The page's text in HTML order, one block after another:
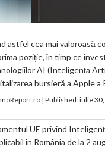
astfel cea mai valoroasă
poziție, în timp ce
AI (Inteligența
bursieră a Apple a
| Published:iulie
UE privind
în România de la 2